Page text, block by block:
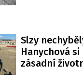
Slzy
Hanychová
zásadní